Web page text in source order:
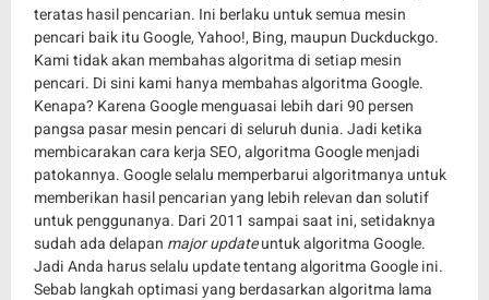
teratas hasil pencarian. Ini berlaku untuk semua mesin
pencari baik itu Google, Yahoo!, Bing, maupun Duckduckgo.
Kami tidak akan membahas algoritma di setiap mesin
pencari. Di sini kami hanya membahas algoritma Google.
Kenapa? Karena Google menguasai lebih dari 90 persen
pangsa pasar mesin pencari di seluruh dunia. Jadi ketika
membicarakan cara kerja SEO, algoritma Google menjadi
patokannya. Google selalu memperbarui algoritmanya untuk
memberikan hasil pencarian yang lebih relevan dan solutif
untuk penggunanya. Dari 2011 sampai saat ini, setidaknya
sudah ada delapan major updateuntuk algoritma Google.
Jadi Anda harus selalu update tentang algoritma Google ini.
Sebab langkah optimasi yang berdasarkan algoritma lama